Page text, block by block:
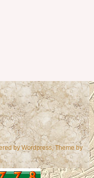
byWordpress, Theme by